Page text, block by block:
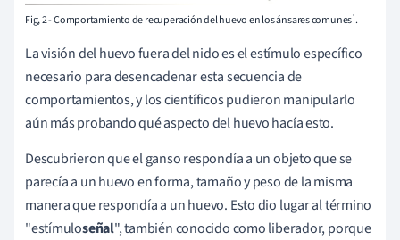
Fig, 2 - Comportamiento de recuperación del huevo en los ánsares comunes¹.
La visión del huevo fuera del nido es el estímulo específico
necesario para desencadenar esta secuencia de
comportamientos, y los científicos pudieron manipularlo
aún más probando qué aspecto del huevo hacía esto.
Descubrieron que el ganso respondía a un objeto que se
parecía a un huevo en forma, tamaño y peso de la misma
manera que respondía a un huevo. Esto dio lugar al término
"estímuloseñal", también conocido como liberador, porque